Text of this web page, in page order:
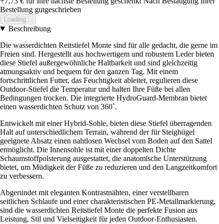
Bestellung gutgeschrieben
Loading...
Beschreibung
Die wasserdichten Reitstiefel Monte sind für alle gedacht, die gerne im
Freien sind. Hergestellt aus hochwertigem und robustem Leder bieten
diese Stiefel außergewöhnliche Haltbarkeit und sind gleichzeitig
atmungsaktiv und bequem für den ganzen Tag. Mit einem
fortschrittlichen Futter, das Feuchtigkeit ableitet, regulieren diese
Outdoor-Stiefel die Temperatur und halten Ihre Füße bei allen
Bedingungen trocken. Die integrierte HydroGuard-Membran bietet
einen wasserdichten Schutz von 360˚.
Entwickelt mit einer Hybrid-Sohle, bieten diese Stiefel überragenden
Halt auf unterschiedlichem Terrain, während der für Steigbügel
geeignete Absatz einen nahtlosen Wechsel vom Boden auf den Sattel
ermöglicht. Die Innensohle ist mit einer doppelten Dichte
Schaumstoffpolsterung ausgestattet, die anatomische Unterstützung
bietet, um Müdigkeit der Füße zu reduzieren und den Langzeitkomfort
zu verbessern.
Abgerundet mit eleganten Kontrastnähten, einer verstellbaren
seitlichen Schlaufe und einer charakteristischen PE-Metallmarkierung,
sind die wasserdichten Reitstiefel Monte die perfekte Fusion aus
Leistung, Stil und Vielseitigkeit für jeden Outdoor-Enthusiasten.